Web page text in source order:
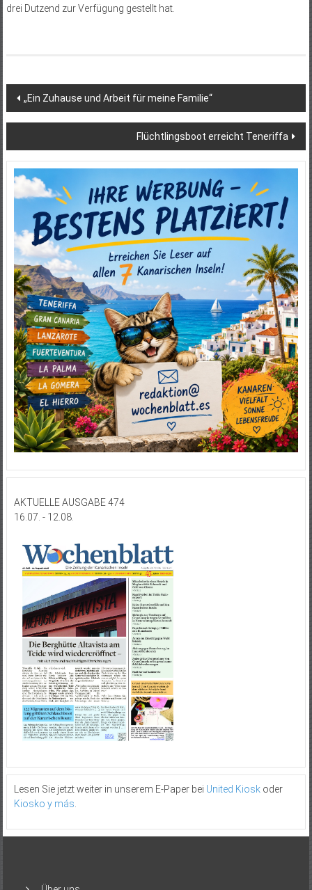
drei Dutzend zur Verfügung gestellt hat.
Beitragsnavigation
„Ein Zuhause und Arbeit für meine Familie“
Flüchtlingsboot erreicht Teneriffa
AKTUELLE AUSGABE 474
16.07. - 12.08.
Lesen Sie jetzt weiter in unserem E-Paper bei United Kioskoder
Kiosko y más